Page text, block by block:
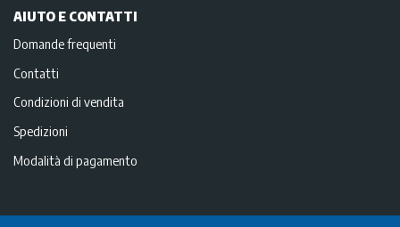
AIUTO E CONTATTI
Domande frequenti
Contatti
Condizioni di vendita
Spedizioni
Modalità di pagamento